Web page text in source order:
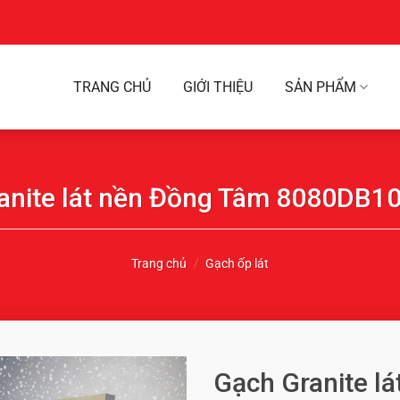
TRANG CHỦ GIỚI THIỆU SẢN PHẨM
lát nền Đồng Tâm
Trang chủ / Gạch ốp lát
Gạch Granite